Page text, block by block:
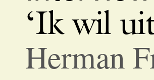
‘Ik wil
Herman